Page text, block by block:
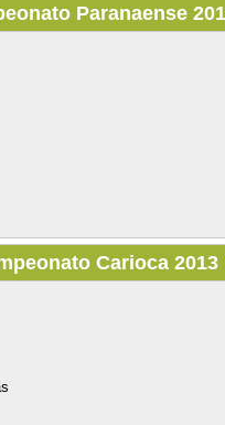
Paranaense
Carioca 2013